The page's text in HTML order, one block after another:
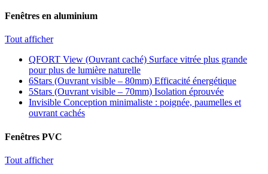
Fenêtres en aluminium
Tout afficher
QFORT View (Ouvrant caché) Surface vitrée plus grande
pour plus de lumière naturelle
6Stars (Ouvrant visible – 80mm) Efficacité énergétique
5Stars (Ouvrant visible – 70mm) Isolation éprouvée
Invisible Conception minimaliste : poignée, paumelles et
ouvrant cachés
Fenêtres PVC
Tout afficher